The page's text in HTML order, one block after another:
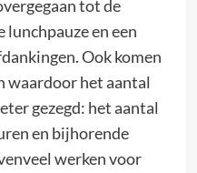
tot de
lunchpauze en een
Ook komen
waardoor het aantal
gezegd: het aantal
en bijhorende
werken voor